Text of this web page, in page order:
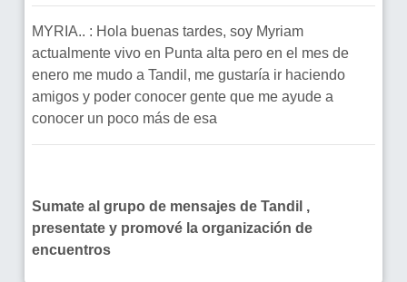
MYRIA.. : Hola buenas tardes, soy Myriam
actualmente vivo en Punta alta pero en el mes de
enero me mudo a Tandil, me gustaría ir haciendo
amigos y poder conocer gente que me ayude a
conocer un poco más de esa
Sumate al grupo de mensajes de Tandil ,
presentate y promové la organización de
encuentros